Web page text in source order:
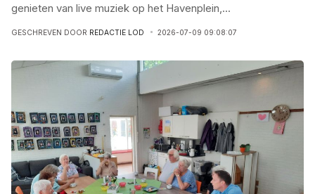
genieten van live muziek op het Havenplein, ...
GESCHREVEN DOOR REDACTIE LOD 2026-07-09 09:08:07